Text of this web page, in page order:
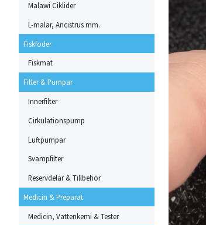
Malawi Ciklider
L-malar, Ancistrus mm.
Fiskfoder
Fiskmat
Filter & Pumpar
Innerfilter
Cirkulationspump
Luftpumpar
Svampfilter
Reservdelar & Tillbehör
Medicin & Preparat
Medicin, Vattenkemi & Tester